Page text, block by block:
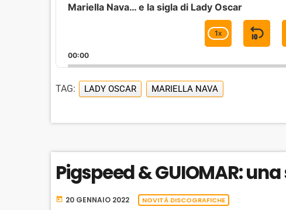
l
y
Mariella Nava… e la sigla di Lady Oscar
C
H
A
G
E
L
B
A
C
R
1X
S
I
A
K
W
00:00
TAG: LADY OSCAR MARIELLA NAVA
Pigspeed & GUIOMAR:
today 20 GENNAIO 2022 NOVITÀ DISCOGRAFICHE